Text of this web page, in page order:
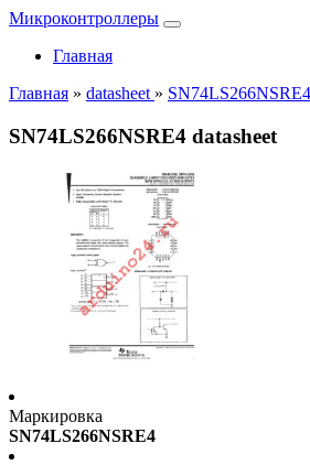
Микроконтроллеры
Главная
Главная » datasheet »
SN74LS266NSRE4 datasheet
Маркировка
SN74LS266NSRE4